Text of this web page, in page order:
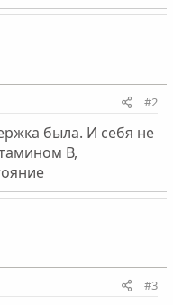
#2
была. И себя не
В,
#3